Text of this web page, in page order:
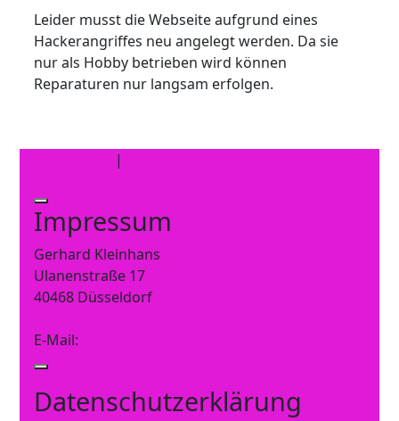
Leider musst die Webseite aufgrund eines
Hackerangriffes neu angelegt werden. Da sie
nur als Hobby betrieben wird können
Reparaturen nur langsam erfolgen.
|
Impressum
Gerhard Kleinhans
Ulanenstraße 17
40468 Düsseldorf
E-Mail:
Datenschutzerklärung